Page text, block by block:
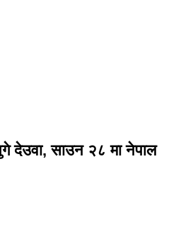
साउन २८ मा नेपाल